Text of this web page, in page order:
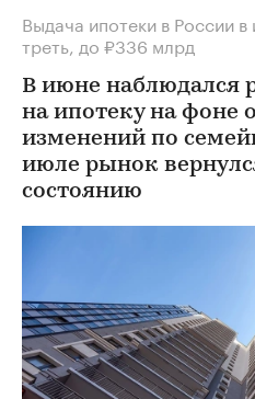
Выдача ипотеки в России
треть, до ₽336 млрд
В июне наблюдался
на ипотеку на фоне
изменений по
июле рынок
состоянию